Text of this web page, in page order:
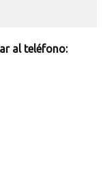
al teléfono: